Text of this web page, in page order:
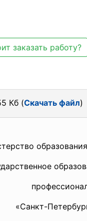
заказать работу?
Кб (Скачать файл)
«Санкт-